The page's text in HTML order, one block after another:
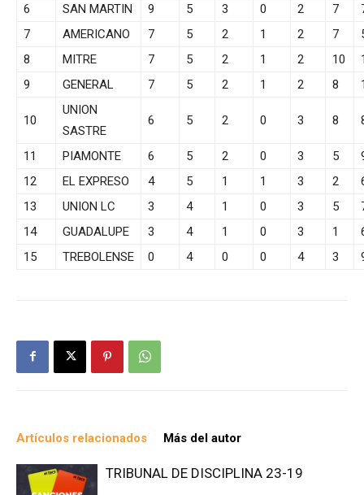
6
SAN MARTIN 9 5 3 0 2 7
7
AMERICANO 7 5 2 1 2 7
8
MITRE 7 5 2 1 2 10
9
GENERAL 7 5 2 1 2 8
10
UNION
SASTRE
6 5 2 0 3 8
11 PIAMONTE 6 5 2 0 3 5
12
EL EXPRESO 4 5 1 1 3 2
13
UNION LC 3 4 1 0 3 5
14
GUADALUPE 3 4 1 0 3 1
15
TREBOLENSE 0 4 0 0 4 3
Artículos relacionados Más del autor
TRIBUNAL DE DISCIPLINA 23-19